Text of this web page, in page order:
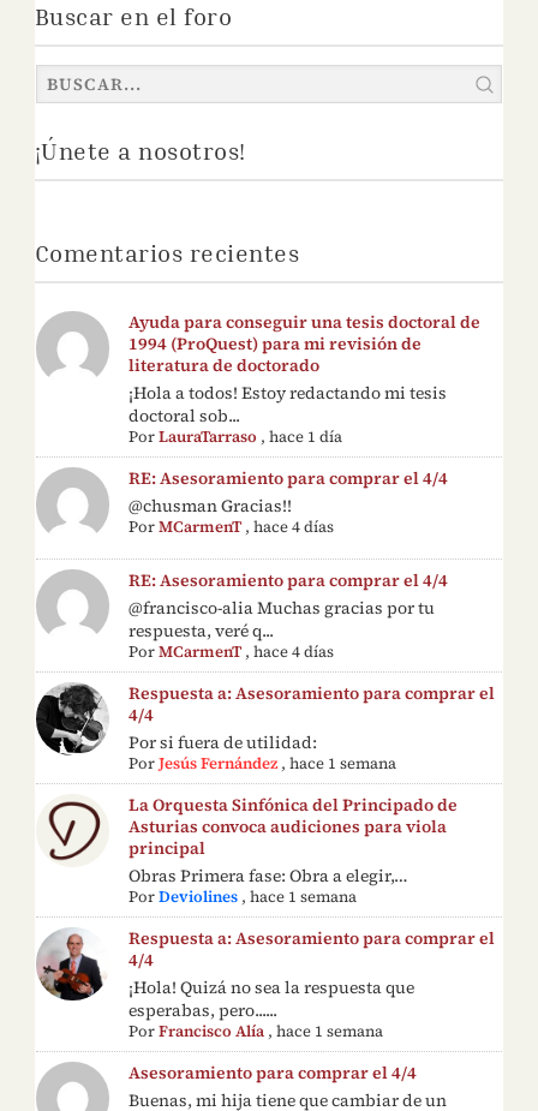
Buscar en el foro
¡Únete a nosotros!
Comentarios recientes
Ayuda para conseguir una tesis doctoral de
1994 (ProQuest) para mi revisión de
literatura de doctorado
¡Hola a todos! Estoy redactando mi tesis
doctoral sob...
PorLauraTarraso ,hace 1 día
RE: Asesoramiento para comprar el 4/4
@chusman Gracias!!
PorMCarmenT,hace 4 días
RE: Asesoramiento para comprar el 4/4
@francisco-alia Muchas gracias por tu
respuesta, veré q...
PorMCarmenT,hace 4 días
Respuesta a: Asesoramiento para comprar el
4/4
Por si fuera de utilidad:
PorJesús Fernández ,hace 1 semana
La Orquesta Sinfónica del Principado de
Asturias convoca audiciones para viola
principal
Obras Primera fase: Obra a elegir,…
PorDeviolines ,hace 1 semana
Respuesta a: Asesoramiento para comprar el
4/4
¡Hola! Quizá no sea la respuesta que
esperabas, pero......
PorFrancisco Alía ,hace 1 semana
Asesoramiento para comprar el 4/4
Buenas, mi hija tiene que cambiar de un